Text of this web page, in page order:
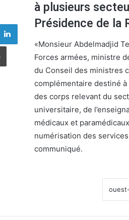
à plusieurs
Présidence de la
«Monsieur Abdelmadjid
Forces armées, ministre
du Conseil des ministres
complémentaire destiné
des corps relevant du
universitaire, de
médicaux et
numérisation des
communiqué.
Linkedin
Imprimer